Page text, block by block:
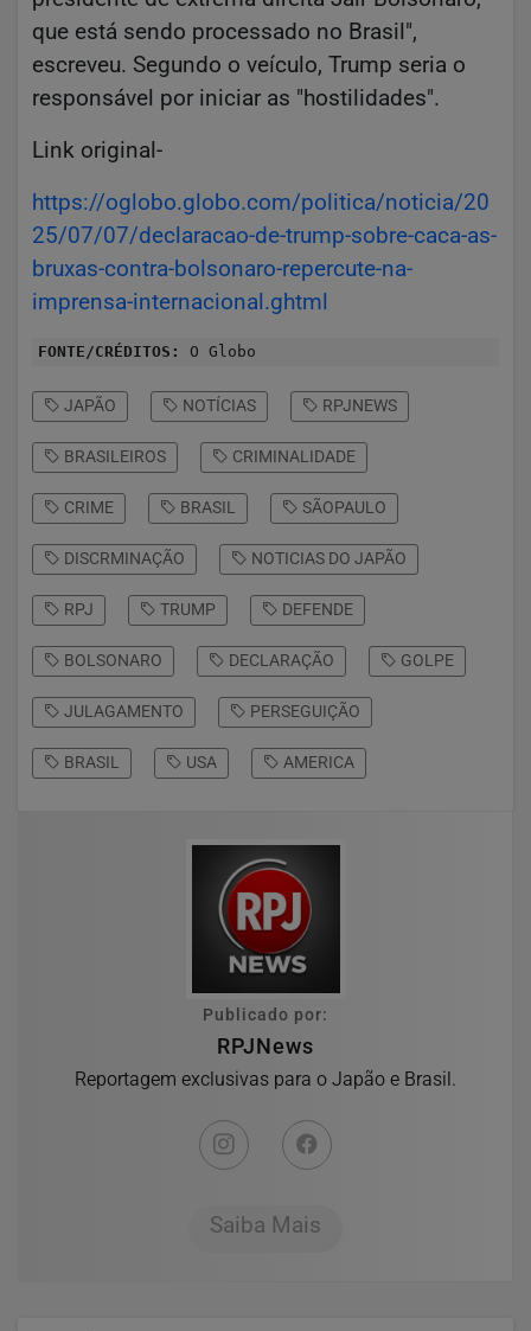
que está sendo processado no Brasil",
escreveu. Segundo o veículo, Trump seria o
responsável por iniciar as "hostilidades".
Link original-
https://oglobo.globo.com/politica/noticia/20
25/07/07/declaracao-de-trump-sobre-caca-as-
bruxas-contra-bolsonaro-repercute-na-
imprensa-internacional.ghtml
FONTE/CRÉDITOS: O Globo
JAPÃO NOTÍCIAS RPJNEWS
BRASILEIROS CRIMINALIDADE
CRIME BRASIL SÃOPAULO
DISCRMINAÇÃO NOTICIAS DO JAPÃO
RPJ TRUMP DEFENDE
BOLSONARO DECLARAÇÃO GOLPE
JULAGAMENTO PERSEGUIÇÃO
BRASIL USA AMERICA
Publicado por:
RPJNews
Reportagem exclusivas para o Japão e Brasil.
Saiba Mais